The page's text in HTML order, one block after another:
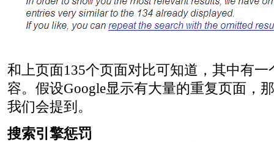
和上页面135个页面对比可知道，其中有
容。假设Google显示有大量的重复页面，
我们会提到。
搜索引擎惩罚